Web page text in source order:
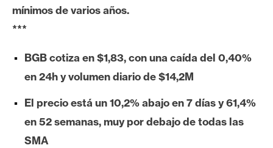
r
m
I
A
mínimos de varios años.
***
BGB cotiza en $1,83, con una caída del 0,40%
en 24h y volumen diario de $14,2M
El precio está un 10,2% abajo en 7 días y 61,4%
en 52 semanas, muy por debajo de todas las
SMA